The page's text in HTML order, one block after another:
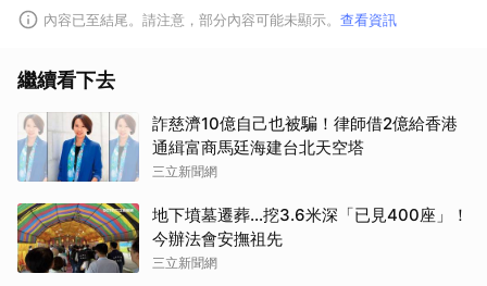
內容已至結尾。請注意，部分內容可能未顯示。 查看資訊
繼續看下去
詐慈濟10億自己也被騙！律師借2億給香港
通緝富商馬廷海建台北天空塔
三立新聞網
地下墳墓遷葬…挖3.6米深「已見400座」！
今辦法會安撫祖先
三立新聞網